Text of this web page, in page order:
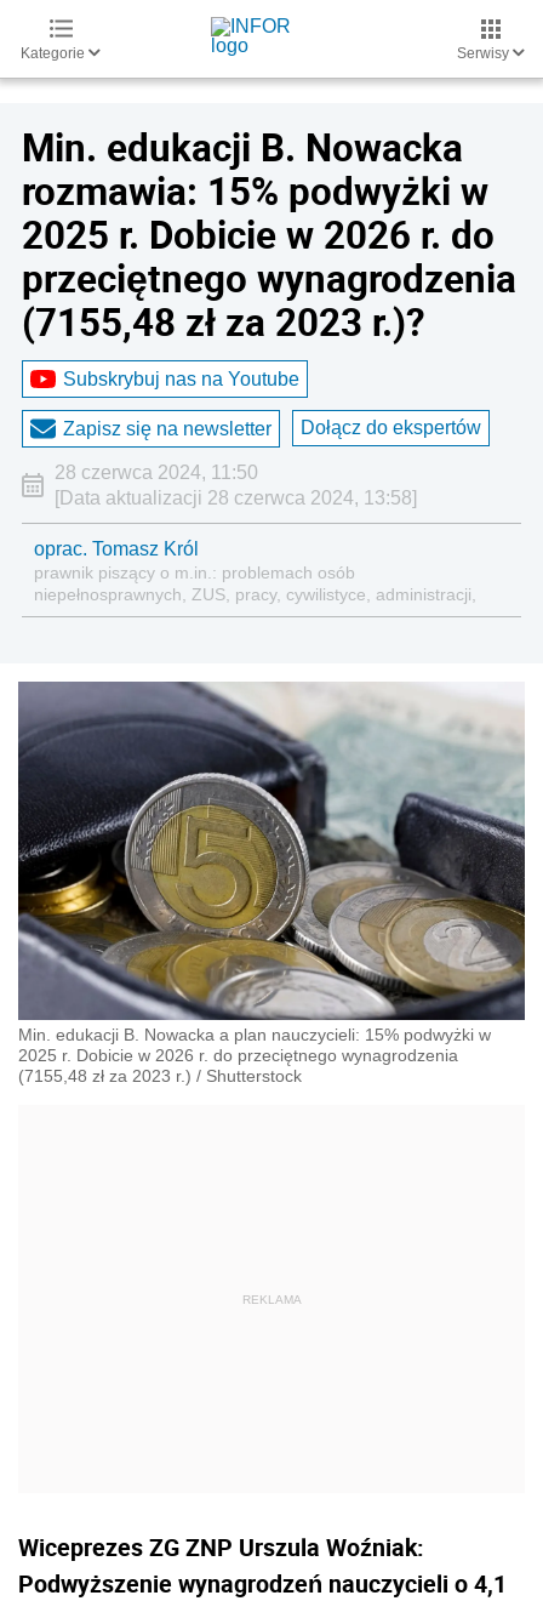
Kategorie Serwisy
Min. edukacji B. Nowacka
rozmawia: 15% podwyżki w
2025 r. Dobicie w 2026 r. do
przeciętnego wynagrodzenia
(7155,48 zł za 2023 r.)?
Subskrybuj nas na Youtube
Zapisz się na newsletter Dołącz do ekspertów
28 czerwca 2024, 11:50
[Data aktualizacji 28 czerwca 2024, 13:58]
oprac. Tomasz Król
prawnik piszący o m.in.: problemach osób
niepełnosprawnych, ZUS, pracy, cywilistyce, administracji,
przedsiębiorcach, podatkach
Min. edukacji B. Nowacka a plan nauczycieli: 15% podwyżki w
2025 r. Dobicie w 2026 r. do przeciętnego wynagrodzenia
(7155,48 zł za 2023 r.) / Shutterstock
Wiceprezes ZG ZNP Urszula Woźniak:
Podwyższenie wynagrodzeń nauczycieli o 4,1